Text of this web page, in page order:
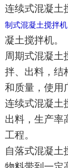
连续式混凝土
制式混凝土搅拌机
凝土搅拌机。
周期式混凝土
拌、出料，结
和质量，使用
连续式混凝土
出料，生产率
工程。
自落式混凝土